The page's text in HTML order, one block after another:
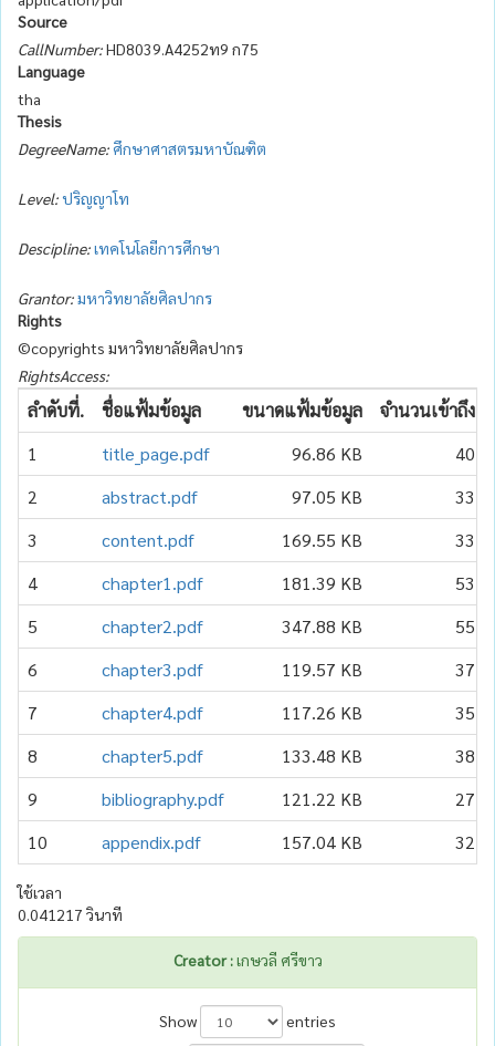
Source
CallNumber:HD8039.A4252ท9 ก75
Language
tha
Thesis
DegreeName: ศึกษาศาสตรมหาบัณฑิต
Level:ปริญญาโท
Descipline:เทคโนโลยีการศึกษา
Grantor:มหาวิทยาลัยศิลปากร
Rights
©copyrights มหาวิทยาลัยศิลปากร
RightsAccess:
ลำดับที่. ชื่อแฟ้มข้อมูล ขนาดแฟ้มข้อมูล จำนวนเข้าถึง
1
title_page.pdf 96.86 KB 40
2
abstract.pdf 97.05 KB 33
3
content.pdf 169.55 KB 33
4
chapter1.pdf 181.39 KB 53
5
chapter2.pdf 347.88 KB 55
6
chapter3.pdf 119.57 KB 37
7
chapter4.pdf 117.26 KB 35
8
chapter5.pdf 133.48 KB 38
9
bibliography.pdf 121.22 KB 27
10
appendix.pdf 157.04 KB 32
ใช้เวลา
0.041217 วินาที
Creator :เกษวลี ศรีขาว
Show
entries